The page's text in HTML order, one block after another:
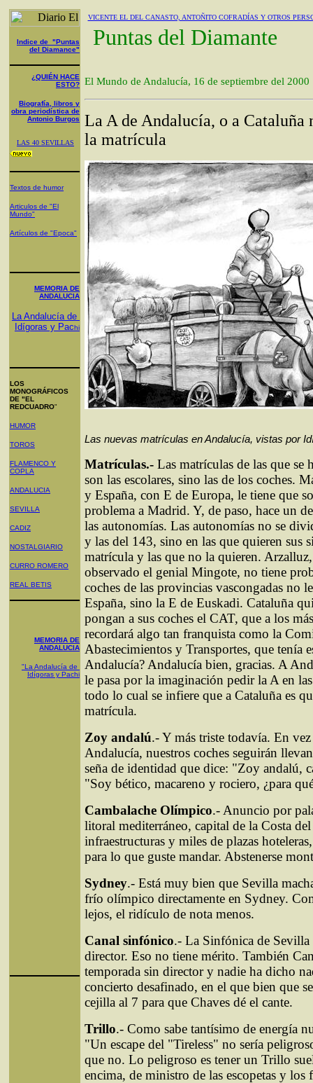
Indice de "Puntas
del Diamance"
¿QUIÉN HACE
ESTO?
Biografía, libros y
obra periodística de
Antonio Burgos
LAS 40 SEVILLAS
Textos de humor
Articulos de "El
Mundo"
Artículos de "Epoca"
MEMORIA DE
ANDALUCIA
La Andalucía de
Idígoras y Pachi
LOS
MONOGRÁFICOS
DE "EL
REDCUADRO"
HUMOR
TOROS
FLAMENCO Y
COPLA
ANDALUCIA
SEVILLA
CADIZ
NOSTALGIARIO
CURRO ROMERO
REAL BETIS
MEMORIA DE
ANDALUCIA
"La Andalucía de
Idígoras y Pachi
VICENTE EL DEL CANASTO, ANTOÑITO COFRADÍAS Y OTROS
Puntas del Diamante
El Mundo de Andalucía, 16 de septiembre del 2000
La A de Andalucía, o a Cataluña
la matrícula
Las nuevas matrículas en Andalucía, vistas por
Matrículas.- Las matrículas de las que se
son las escolares, sino las de los coches.
y España, con E de Europa, le tiene que
problema a Madrid. Y, de paso, hace un
las autonomías. Las autonomías no se
y las del 143, sino en las que quieren sus
matrícula y las que no la quieren.
observado el genial Mingote, no tiene
coches de las provincias vascongadas no
España, sino la E de Euskadi. Cataluña
pongan a sus coches el CAT, que a los
recordará algo tan franquista como la
Abastecimientos y Transportes, que tenía
Andalucía? Andalucía bien, gracias. A
le pasa por la imaginación pedir la A en
todo lo cual se infiere que a Cataluña es
matrícula.
Zoy andalú.- Y más triste todavía. En
Andalucía, nuestros coches seguirán
seña de identidad que dice: "Zoy andalú,
"Soy bético, macareno y rociero, ¿para
Cambalache Olímpico.- Anuncio por
litoral mediterráneo, capital de la Costa
infraestructuras y miles de plazas
para lo que guste mandar. Abstenerse
Sydney.- Está muy bien que Sevilla
frío olímpico directamente en Sydney.
lejos, el ridículo de nota menos.
Canal sinfónico.- La Sinfónica de Sevilla
director. Eso no tiene mérito. También
temporada sin director y nadie ha dicho
concierto desafinado, en el que bien que
cejilla al 7 para que Chaves dé el cante.
Trillo.- Como sabe tantísimo de energía
"Un escape del "Tireless" no sería
que no. Lo peligroso es tener un Trillo
encima, de ministro de las escopetas y los